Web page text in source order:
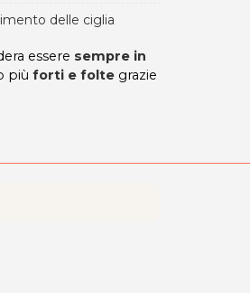
delle ciglia
essere sempre in
più forti e folte grazie